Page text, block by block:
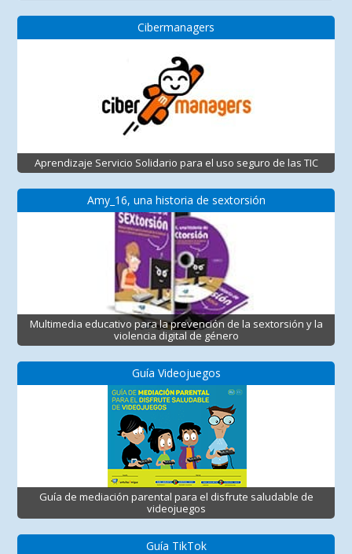
Cibermanagers
Aprendizaje Servicio Solidario para el uso seguro de las TIC
Amy_16, una historia de sextorsión
Multimedia educativo para la prevención de la sextorsión y la
violencia digital de género
Guía Videojuegos
Guía de mediación parental para el disfrute saludable de
videojuegos
Guía TikTok